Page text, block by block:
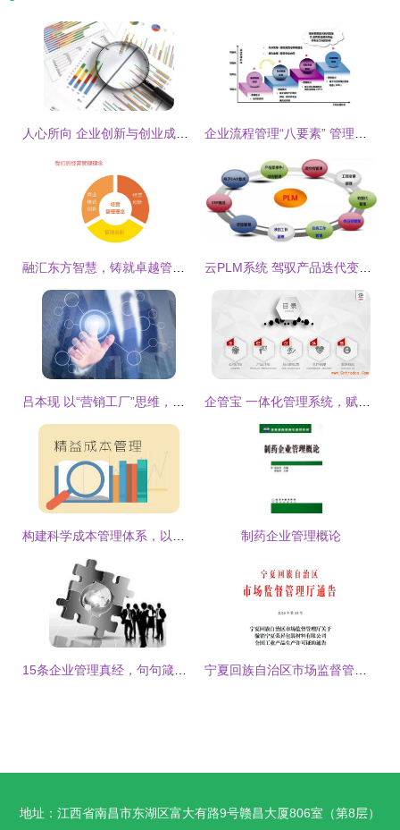
制药企业管理概论
地址：江西省南昌市东湖区富大有路9号赣昌大厦806室（第8层）